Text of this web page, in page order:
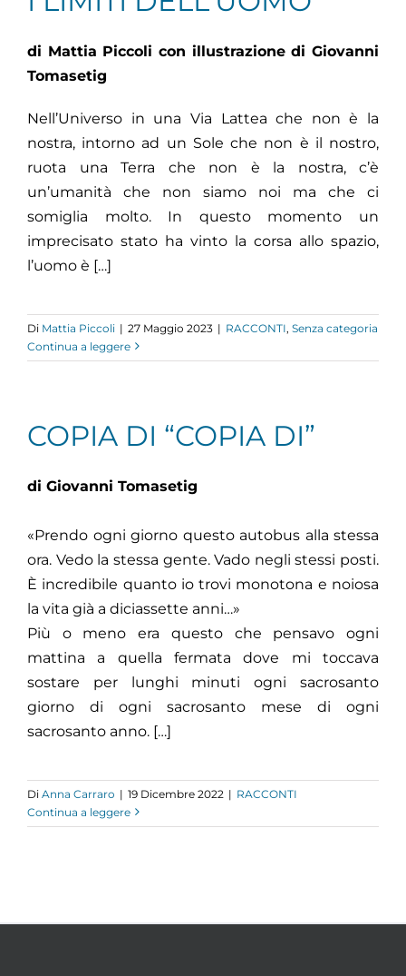
di Mattia Piccoli con illustrazione di Giovanni
Tomasetig
Nell’Universo in una Via Lattea che non è la
nostra, intorno ad un Sole che non è il nostro,
ruota una Terra che non è la nostra, c’è
un’umanità che non siamo noi ma che ci
somiglia molto. In questo momento un
imprecisato stato ha vinto la corsa allo spazio,
l’uomo è […]
Di Mattia Piccoli | 27 Maggio 2023 | RACCONTI, Senza categoria
Continua a leggere
COPIA DI “COPIA DI”
di Giovanni Tomasetig
«Prendo ogni giorno questo autobus alla stessa
ora. Vedo la stessa gente. Vado negli stessi posti.
È incredibile quanto io trovi monotona e noiosa
la vita già a diciassette anni…»
Più o meno era questo che pensavo ogni
mattina a quella fermata dove mi toccava
sostare per lunghi minuti ogni sacrosanto
giorno di ogni sacrosanto mese di ogni
sacrosanto anno. […]
Di Anna Carraro | 19 Dicembre 2022 | RACCONTI
Continua a leggere